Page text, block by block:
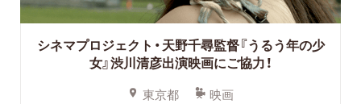
シネマプロジェクト・天野千尋監督『うるう年の少
女』渋川清彦出演映画にご協力！
東京都 映画